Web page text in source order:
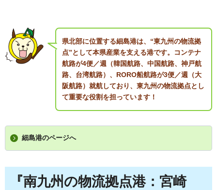
県北部に位置する細島港は、“東九州の物流拠
点”として本県産業を支える港です。コンテナ
航路が4便／週（韓国航路、中国航路、神戸航
路、台湾航路）、RORO船航路が3便／週（大
阪航路）就航しており、東九州の物流拠点とし
て重要な役割を担っています！
細島港のページへ
『南九州の物流拠点港：宮崎